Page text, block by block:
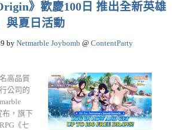
》歡慶100日 推出全新英雄
與夏日活動
by Netmarble Joybomb @ ContentParty
高品質
公司的
布，旗下
《七